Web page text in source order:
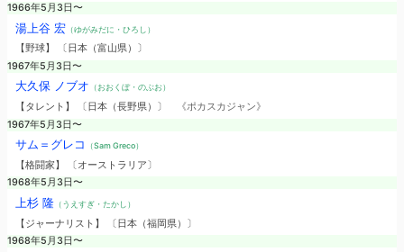
1966年5月3日〜
湯上谷 宏（ゆがみだに・ひろし）
【野球】 〔日本（富山県）〕
1967年5月3日〜
大久保 ノブオ （おおくぼ・のぶお）
【タレント】 〔日本（長野県）〕
《ポカスカジャン》
1967年5月3日〜
サム＝グレコ （Sam Greco）
【格闘家】 〔オーストラリア〕
1968年5月3日〜
上杉 隆（うえすぎ・たかし）
【ジャーナリスト】 〔日本（福岡県）〕
1968年5月3日〜